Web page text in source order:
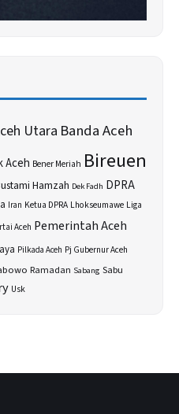
Utara Banda Aceh
Aceh Bener Meriah Bireuen
Hamzah Dek Fadh DPRA
Iran Ketua DPRA Lhokseumawe Liga
Aceh Pemerintah Aceh
Pilkada Aceh Pj Gubernur Aceh
Ramadan Sabang Sabu
Usk